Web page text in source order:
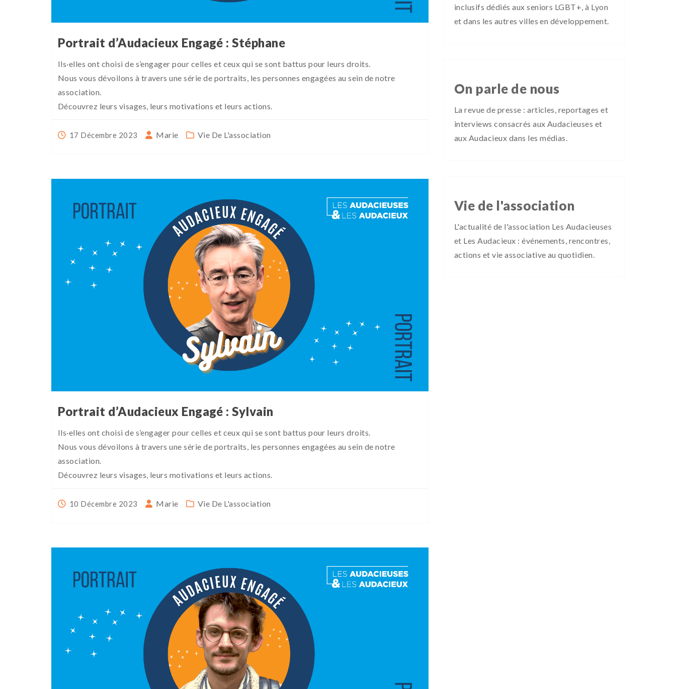
Portrait d’Audacieux Engagé : Stéphane
Ils·elles ont choisi de s’engager pour celles et ceux qui se sont battus pour leurs droits.
Nous vous dévoilons à travers une série de portraits, les personnes engagées au sein de notre
association.
Découvrez leurs visages, leurs motivations et leurs actions.
17 Décembre 2023 Marie Vie De L'association
Portrait d’Audacieux Engagé : Sylvain
Ils·elles ont choisi de s’engager pour celles et ceux qui se sont battus pour leurs droits.
Nous vous dévoilons à travers une série de portraits, les personnes engagées au sein de notre
association.
Découvrez leurs visages, leurs motivations et leurs actions.
10 Décembre 2023 Marie Vie De L'association
inclusifs dédiés aux seniors LGBT+, à Lyon
et dans les autres villes en développement.
On parle de nous
La revue de presse : articles, reportages et
interviews consacrés aux Audacieuses et
aux Audacieux dans les médias.
Vie de l'association
L'actualité de l'association Les Audacieuses
et Les Audacieux : événements, rencontres,
actions et vie associative au quotidien.